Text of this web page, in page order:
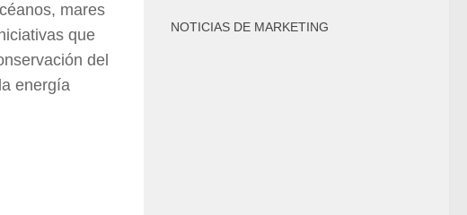
mares
que
del
energía
NOTICIAS DE MARKETING